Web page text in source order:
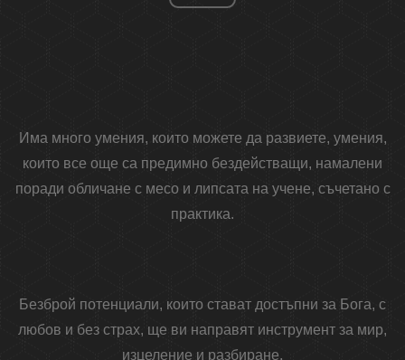
Има много умения, които можете да развиете, умения,
които все още са предимно бездействащи, намалени
поради обличане с месо и липсата на учене, съчетано с
практика.
Безброй потенциали, които стават достъпни за Бога, с
любов и без страх, ще ви направят инструмент за мир,
изцеление и разбиране.